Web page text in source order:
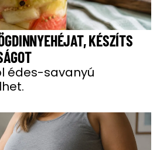
KÉSZÍTS
édes-savanyú